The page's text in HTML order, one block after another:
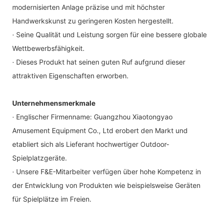
modernisierten Anlage präzise und mit höchster
Handwerkskunst zu geringeren Kosten hergestellt.
· Seine Qualität und Leistung sorgen für eine bessere globale
Wettbewerbsfähigkeit.
· Dieses Produkt hat seinen guten Ruf aufgrund dieser
attraktiven Eigenschaften erworben.
Unternehmensmerkmale
· Englischer Firmenname: Guangzhou Xiaotongyao
Amusement Equipment Co., Ltd erobert den Markt und
etabliert sich als Lieferant hochwertiger Outdoor-
Spielplatzgeräte.
· Unsere F&E-Mitarbeiter verfügen über hohe Kompetenz in
der Entwicklung von Produkten wie beispielsweise Geräten
für Spielplätze im Freien.